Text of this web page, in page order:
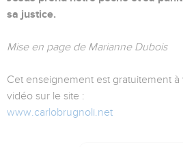
sa justice.
Mise en page de Marianne Dubois
Cet enseignement est gratuitement
vidéo sur le site :
www.carlobrugnoli.net